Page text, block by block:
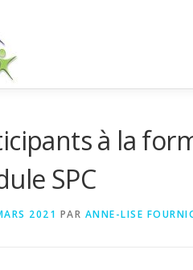
à la
SPC
2021 PAR ANNE-LISE